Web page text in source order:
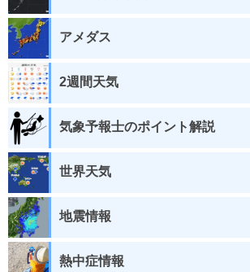
アメダス
2週間天気
気象予報士のポイント解説
世界天気
地震情報
熱中症情報